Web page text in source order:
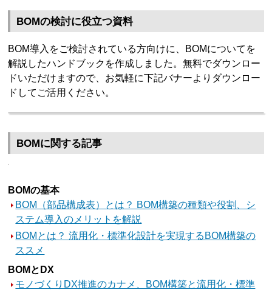
BOMの検討に役立つ資料
BOM導入をご検討されている方向けに、BOMについてを
解説したハンドブックを作成しました。無料でダウンロー
ドいただけますので、お気軽に下記バナーよりダウンロー
ドしてご活用ください。
BOMに関する記事
BOMの基本
BOM（部品構成表）とは？ BOM構築の種類や役割、シ
ステム導入のメリットを解説
BOMとは？ 流用化・標準化設計を実現するBOM構築の
ススメ
BOMとDX
モノづくりDX推進のカナメ、BOM構築と流用化・標準